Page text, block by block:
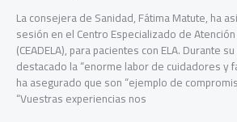
el
barrio
de
Pacífico
de
Madrid
La consejera de Sanidad, Fátima Matute, ha
sesión en el Centro Especializado de
(CEADELA), para pacientes con ELA. Durante
destacado la “enorme labor de cuidadores y
ha asegurado que son “ejemplo de
“Vuestras experiencias nos